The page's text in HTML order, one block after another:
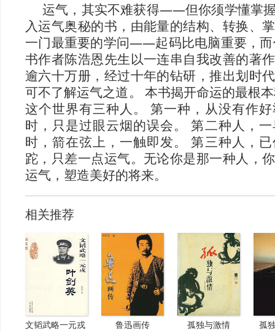
运气，其实不难获得——但你须学懂掌
入运气奥秘的书，由能量的结构、转换、
一门最重要的学问——起码比电脑重要，而
书作者陈浩恩先生以一连串自我改善的著
逾六十万册，经过十年的钻研，推出划时
可不了解运气之道。 本书揭开命运的最根
这个世界有三种人。 第一种，从没有作
时，只是过眼云烟的误会。 第二种人，
时，箭在弦上，一触即发。 第三种人，
跎，只差一点运气。无论你是那一种人，
运气，塑造美好的将来。
相关推荐
文韬武略一元戎：叶剑英鲁迅画传 孤独与激情 孤